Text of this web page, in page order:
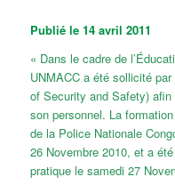
Publié le 14 avril 2011
« Dans le cadre de
UNMACC a été sollicité
of Security and Safety) afin
son personnel. La
de la Police Nationale
26 Novembre 2010, et a
pratique le samedi 27